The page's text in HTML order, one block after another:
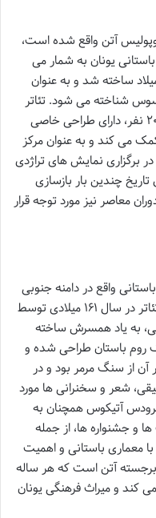
آتن واقع شده است،
یونان به شمار می
ساخته شد و به عنوان
شناخته می شود. تئاتر
دیونوسوس با ظرفیت حدود ۱۷۰۰۰ تا ۲۰۰۰۰ نفر، دارای طراحی خاصی
می کند و به عنوان مرکز
برگزاری نمایش های تراژدی
چندین بار بازسازی
معاصر نیز مورد توجه قرار
واقع در دامنه جنوبی
تپه آکروپولیس در آتن، یونان است. این تئاتر در سال ۱۶۱ میلادی توسط
به یاد همسرش ساخته
روم باستان طراحی شده و
ساختار آن از سنگ مرمر بود و در
شعر و سخنرانی ها مورد
آتيكوس همچنان به
و جشنواره ها، از جمله
معماری باستانی و اهمیت
آتن است که هر ساله
کند و میراث فرهنگی یونان